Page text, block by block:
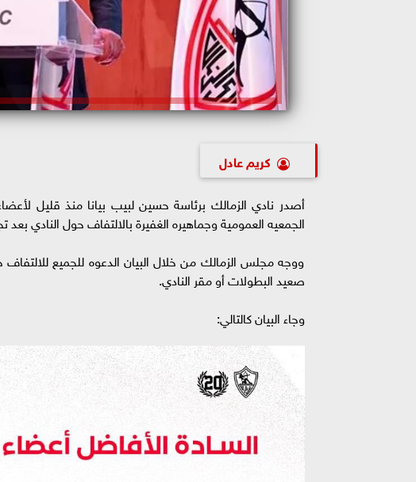
كريم عادل
أصدر نادي الزمالك برئاسة حسين لبيب بيانا منذ قليل
الجمعيه العمومية وجماهيره الغفيرة بالالتفاف حول النادي بعد
ووجه مجلس الزمالك من خلال البيان الدعوه للجميع
صعيد البطولات أو مقر النادي.
وجاء البيان كالتالي: